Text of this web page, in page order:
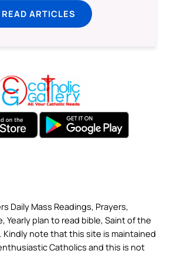
READ ARTICLES
Daily Mass Readings, Prayers,
Yearly plan to read bible, Saint of the
Kindly note that this site is maintained
Catholics and this is not